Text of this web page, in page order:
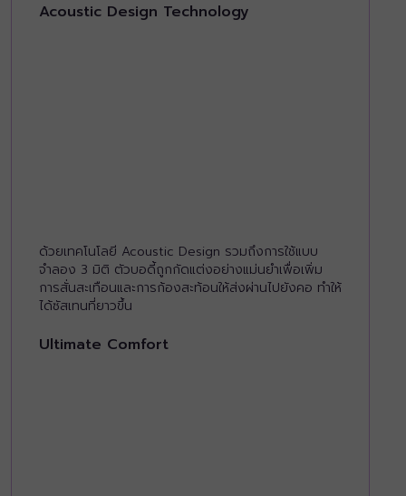
Acoustic Design Technology
ด้วยเทคโนโลยี Acoustic Design รวมถึงการใช้แบบ
จำลอง 3 มิติ ตัวบอดี้ถูกกัดแต่งอย่างแม่นยำเพื่อเพิ่ม
การสั่นสะเทือนและการก้องสะท้อนให้ส่งผ่านไปยังคอ ทำให้
ได้ซัสเทนที่ยาวขึ้น
Ultimate Comfort